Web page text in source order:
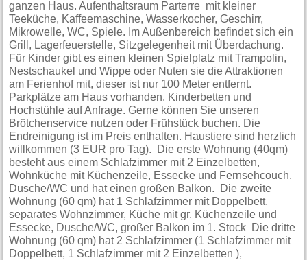
ganzen Haus. Aufenthaltsraum Parterre mit kleiner
Teeküche, Kaffeemaschine, Wasserkocher, Geschirr,
Mikrowelle, WC, Spiele. Im Außenbereich befindet sich ein
Grill, Lagerfeuerstelle, Sitzgelegenheit mit Überdachung.
Für Kinder gibt es einen kleinen Spielplatz mit Trampolin,
Nestschaukel und Wippe oder Nuten sie die Attraktionen
am Ferienhof mit, dieser ist nur 100 Meter entfernt.
Parkplätze am Haus vorhanden. Kinderbetten und
Hochstühle auf Anfrage. Gerne können Sie unseren
Brötchenservice nutzen oder Frühstück buchen. Die
Endreinigung ist im Preis enthalten. Haustiere sind herzlich
willkommen (3 EUR pro Tag). Die erste Wohnung (40qm)
besteht aus einem Schlafzimmer mit 2 Einzelbetten,
Wohnküche mit Küchenzeile, Essecke und Fernsehcouch,
Dusche/WC und hat einen großen Balkon. Die zweite
Wohnung (60 qm) hat 1 Schlafzimmer mit Doppelbett,
separates Wohnzimmer, Küche mit gr. Küchenzeile und
Essecke, Dusche/WC, großer Balkon im 1. Stock Die dritte
Wohnung (60 qm) hat 2 Schlafzimmer (1 Schlafzimmer mit
Doppelbett, 1 Schlafzimmer mit 2 Einzelbetten ),